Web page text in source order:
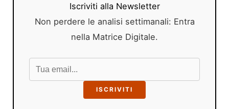
Iscriviti alla Newsletter
Non perdere le analisi settimanali: Entra
nella Matrice Digitale.
ISCRIVITI